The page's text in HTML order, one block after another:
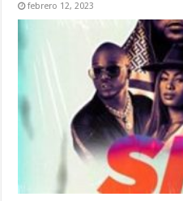
febrero 12, 2023